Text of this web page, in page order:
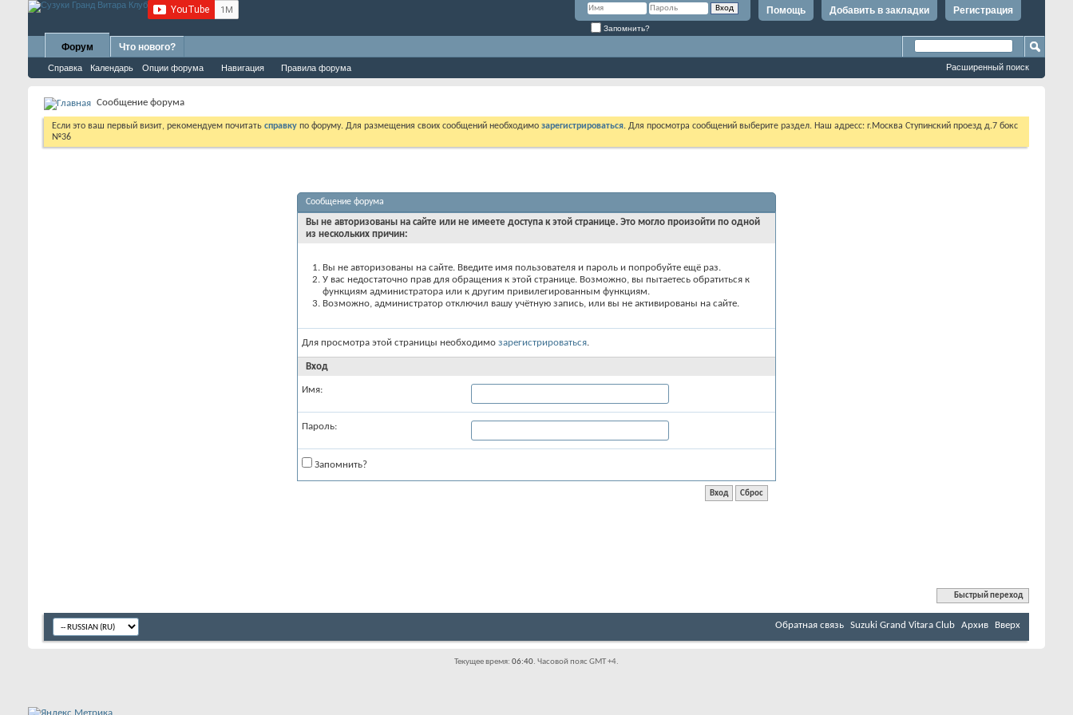
Регистрация
Добавить в закладки
Помощь
Запомнить?
Форум
Справка Календарь Опции форума Навигация Правила форума
Что нового?
Расширенный поиск
Сообщение форума
Если это ваш первый визит, рекомендуем почитать справку по форуму. Для размещения своих сообщений необходимо зарегистрироваться. Для просмотра сообщений выберите раздел. Наш адресс: г.Москва Ступинский проезд д.7 бокс
№36
Сообщение форума
Вы не авторизованы на сайте или не имеете доступа к этой странице. Это могло произойти по одной
из нескольких причин:
Вы не авторизованы на сайте. Введите имя пользователя и пароль и попробуйте ещё раз.
У вас недостаточно прав для обращения к этой странице. Возможно, вы пытаетесь обратиться к
функциям администратора или к другим привилегированным функциям.
Возможно, администратор отключил вашу учётную запись, или вы не активированы на сайте.
Для просмотра этой страницы необходимо зарегистрироваться.
Вход
Имя:
Пароль:
Запомнить?
Быстрый переход
Обратная связь Suzuki Grand Vitara Club Архив Вверх
Текущее время: 06:40. Часовой пояс GMT +4.